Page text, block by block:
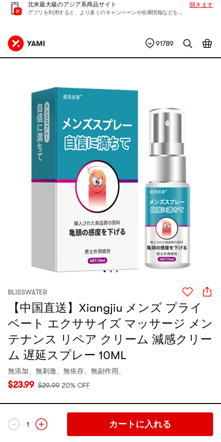
北米最大級のアジア系商品サイト
アプリを利用すると、より多くのキャンペーンや在庫情報などを入手できます
開きます
91789
BLISSWATER
【中国直送】Xiangjiu メンズ プライ
ベート エクササイズ マッサージ メン
テナンス リペア クリーム 減感クリー
ム 遅延スプレー 10ML
無添加、無刺激、無依存、無副作用、
$23.99 $29.99 20% OFF
1 カートに入れる